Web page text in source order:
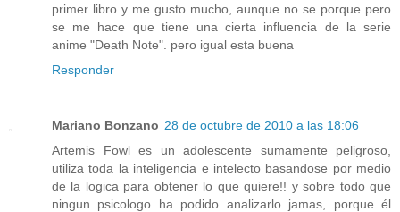
primer libro y me gusto mucho, aunque no se porque pero
se me hace que tiene una cierta influencia de la serie
anime "Death Note". pero igual esta buena
Responder
Mariano Bonzano 28 de octubre de 2010 a las 18:06
Artemis Fowl es un adolescente sumamente peligroso,
utiliza toda la inteligencia e intelecto basandose por medio
de la logica para obtener lo que quiere!! y sobre todo que
ningun psicologo ha podido analizarlo jamas, porque él